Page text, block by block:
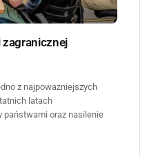
zagranicznej
z najpoważniejszych
latach
państwami oraz nasilenie